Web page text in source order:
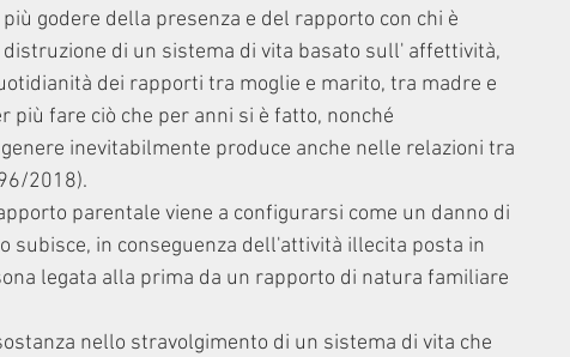
godere della presenza e del rapporto con chi è
di un sistema di vita basato sull' affettività,
dei rapporti tra moglie e marito, tra madre e
fare ciò che per anni si è fatto, nonché
inevitabilmente produce anche nelle relazioni tra
2018).
parentale viene a configurarsi come un danno di
subisce, in conseguenza dell'attività illecita posta in
legata alla prima da un rapporto di natura familiare
nello stravolgimento di un sistema di vita che